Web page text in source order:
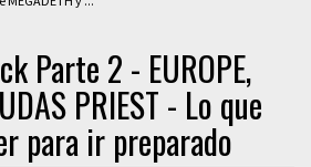
Parte 2 - EUROPE,
PRIEST - Lo que
para ir preparado